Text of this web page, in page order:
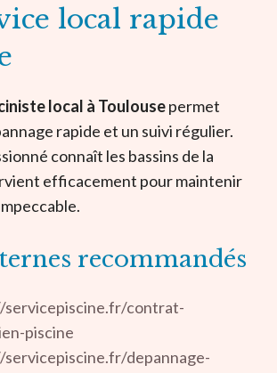
local rapide
local à Toulousepermet
rapide et un suivi régulier.
connaît les bassins de la
efficacement pour maintenir
recommandés
contrat-
piscine
depannage-